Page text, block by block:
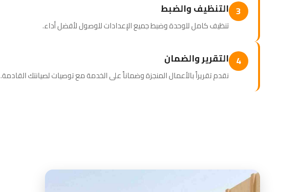
3 التنظيف والضبط
تنظيف كامل للوحدة وضبط جميع الإعدادات للوصول لأفضل أداء.
4 التقرير والضمان
نقدم تقريراً بالأعمال المنجزة وضماناً على الخدمة مع توصيات لصيانتك القادمة.